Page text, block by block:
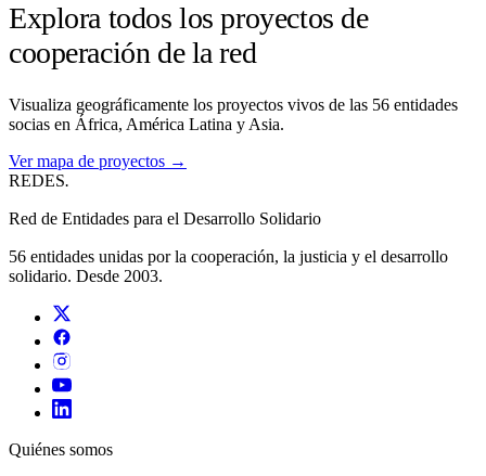
Explora todos los proyectos de
cooperación de la red
Visualiza geográficamente los proyectos vivos de las 56 entidades
socias en África, América Latina y Asia.
Ver mapa de proyectos →
REDES.
Red de Entidades para el Desarrollo Solidario
56 entidades unidas por la cooperación, la justicia y el desarrollo
solidario. Desde 2003.
Quiénes somos